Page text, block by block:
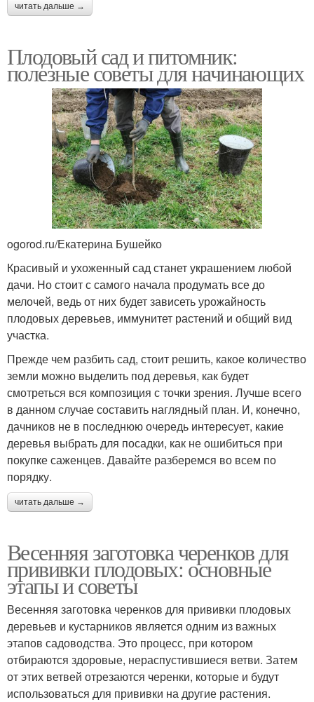
читать дальше →
Плодовый сад и питомник:
полезные советы для начинающих
ogorod.ru/Екатерина Бушейко
Красивый и ухоженный сад станет украшением любой
дачи. Но стоит с самого начала продумать все до
мелочей, ведь от них будет зависеть урожайность
плодовых деревьев, иммунитет растений и общий вид
участка.
Прежде чем разбить сад, стоит решить, какое количество
земли можно выделить под деревья, как будет
смотреться вся композиция с точки зрения. Лучше всего
в данном случае составить наглядный план. И, конечно,
дачников не в последнюю очередь интересует, какие
деревья выбрать для посадки, как не ошибиться при
покупке саженцев. Давайте разберемся во всем по
порядку.
читать дальше →
Весенняя заготовка черенков для
прививки плодовых: основные
этапы и советы
Весенняя заготовка черенков для прививки плодовых
деревьев и кустарников является одним из важных
этапов садоводства. Это процесс, при котором
отбираются здоровые, нераспустившиеся ветви. Затем
от этих ветвей отрезаются черенки, которые и будут
использоваться для прививки на другие растения.